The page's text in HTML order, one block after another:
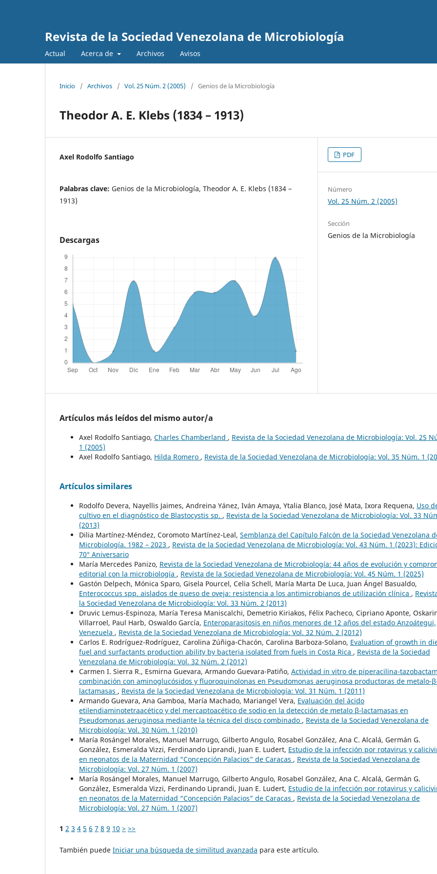
Revista de la Sociedad Venezolana de Microbiología
Actual Acerca de Archivos Avisos
Inicio / Archivos / Vol. 25 Núm. 2 (2005) / Genios de la Microbiología
Theodor A. E. Klebs (1834 – 1913)
Axel Rodolfo Santiago
Palabras clave: Genios de la Microbiología, Theodor A. E. Klebs (1834 –
1913)
Descargas
PDF
Número
Vol. 25 Núm. 2 (2005)
Sección
Genios de la Microbiología
Artículos más leídos del mismo autor/a
Axel Rodolfo Santiago, Charles Chamberland , Revista de la Sociedad Venezolana de Microbiología: Vol. 25
1 (2005)
Axel Rodolfo Santiago, Hilda Romero , Revista de la Sociedad Venezolana de Microbiología: Vol. 35 Núm. 1
Artículos similares
Rodolfo Devera, Nayellis Jaimes, Andreina Yánez, Iván Amaya, Ytalia Blanco, José Mata, Ixora Requena, Uso
cultivo en el diagnóstico de Blastocystis sp. , Revista de la Sociedad Venezolana de Microbiología: Vol. 33
(2013)
Dilia Martínez-Méndez, Coromoto Martínez-Leal, Semblanza del Capítulo Falcón de la Sociedad Venezolana
Microbiología. 1982 – 2023 , Revista de la Sociedad Venezolana de Microbiología: Vol. 43 Núm. 1 (2023):
70° Aniversario
María Mercedes Panizo, Revista de la Sociedad Venezolana de Microbiología: 44 años de evolución y
editorial con la microbiología , Revista de la Sociedad Venezolana de Microbiología: Vol. 45 Núm. 1 (2025)
Gastón Delpech, Mónica Sparo, Gisela Pourcel, Celia Schell, María Marta De Luca, Juan Ángel Basualdo,
Enterococcus spp. aislados de queso de oveja: resistencia a los antimicrobianos de utilización clínica ,
la Sociedad Venezolana de Microbiología: Vol. 33 Núm. 2 (2013)
Druvic Lemus-Espinoza, María Teresa Maniscalchi, Demetrio Kiriakos, Félix Pacheco, Cipriano Aponte,
Villarroel, Paul Harb, Oswaldo García, Enteroparasitosis en niños menores de 12 años del estado Anzoátegui,
Venezuela , Revista de la Sociedad Venezolana de Microbiología: Vol. 32 Núm. 2 (2012)
Carlos E. Rodríguez-Rodríguez, Carolina Zúñiga-Chacón, Carolina Barboza-Solano, Evaluation of growth in
fuel and surfactants production ability by bacteria isolated from fuels in Costa Rica , Revista de la Sociedad
Venezolana de Microbiología: Vol. 32 Núm. 2 (2012)
Carmen I. Sierra R., Esmirna Guevara, Armando Guevara-Patiño, Actividad in vitro de piperacilina-
combinación con aminoglucósidos y fluoroquinolonas en Pseudomonas aeruginosa productoras de metalo-
lactamasas , Revista de la Sociedad Venezolana de Microbiología: Vol. 31 Núm. 1 (2011)
Armando Guevara, Ana Gamboa, María Machado, Mariangel Vera, Evaluación del ácido
etilendiaminotetraacético y del mercaptoacético de sodio en la detección de metalo β-lactamasas en
Pseudomonas aeruginosa mediante la técnica del disco combinado , Revista de la Sociedad Venezolana de
Microbiología: Vol. 30 Núm. 1 (2010)
María Rosángel Morales, Manuel Marrugo, Gilberto Angulo, Rosabel González, Ana C. Alcalá, Germán G.
González, Esmeralda Vizzi, Ferdinando Liprandi, Juan E. Ludert, Estudio de la infección por rotavirus y
en neonatos de la Maternidad “Concepción Palacios” de Caracas , Revista de la Sociedad Venezolana de
Microbiología: Vol. 27 Núm. 1 (2007)
María Rosángel Morales, Manuel Marrugo, Gilberto Angulo, Rosabel González, Ana C. Alcalá, Germán G.
González, Esmeralda Vizzi, Ferdinando Liprandi, Juan E. Ludert, Estudio de la infección por rotavirus y
en neonatos de la Maternidad “Concepción Palacios” de Caracas , Revista de la Sociedad Venezolana de
Microbiología: Vol. 27 Núm. 1 (2007)
1 2 3 4 5 6 7 8 9 10 > >>
También puede Iniciar una búsqueda de similitud avanzada para este artículo.